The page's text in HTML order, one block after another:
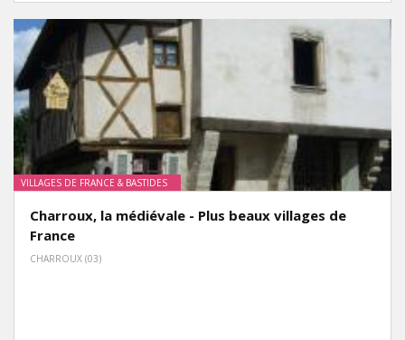
VILLAGES DE FRANCE & BASTIDES
Charroux, la médiévale - Plus beaux villages de
France
CHARROUX (03)